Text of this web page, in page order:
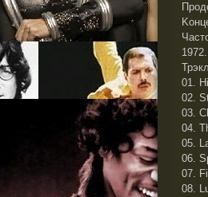
1972.
01.
02.
03.
04.
05.
06.
07.
08.